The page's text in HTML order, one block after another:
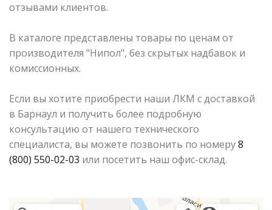
отзывами клиентов.
В каталоге представлены товары по ценам от
производителя "Нипол", без скрытых надбавок и
комиссионных.
Если вы хотите приобрести наши ЛКМ с доставкой
в Барнаул и получить более подробную
консультацию от нашего технического
специалиста, вы можете позвонить по номеру8
(800) 550-02-03 или посетить наш офис-склад.